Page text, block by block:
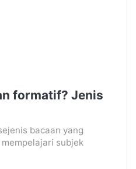
formatif? Jenis
bacaan yang
subjek